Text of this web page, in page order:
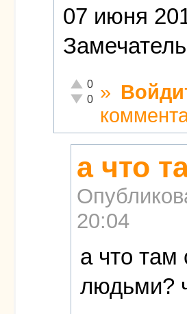
07 июня
Отлично!
0
Неадекватно!
0 »
а что
20:04
а что
людьми?